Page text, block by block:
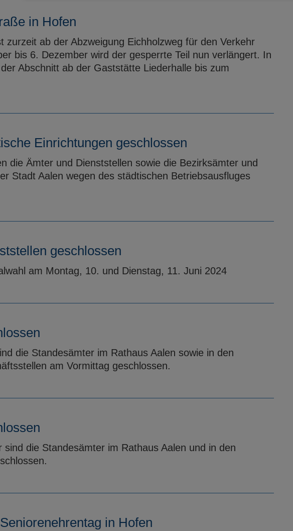
in Hofen
zurzeit ab der Abzweigung Eichholzweg für den Verkehr
bis 6. Dezember wird der gesperrte Teil nun verlängert. In
Abschnitt ab der Gaststätte Liederhalle bis zum
Einrichtungen geschlossen
die Ämter und Dienststellen sowie die Bezirksämter und
Stadt Aalen wegen des städtischen Betriebsausfluges
geschlossen
am Montag, 10. und Dienstag, 11. Juni 2024
die Standesämter im Rathaus Aalen sowie in den
am Vormittag geschlossen.
die Standesämter im Rathaus Aalen und in den
in Hofen